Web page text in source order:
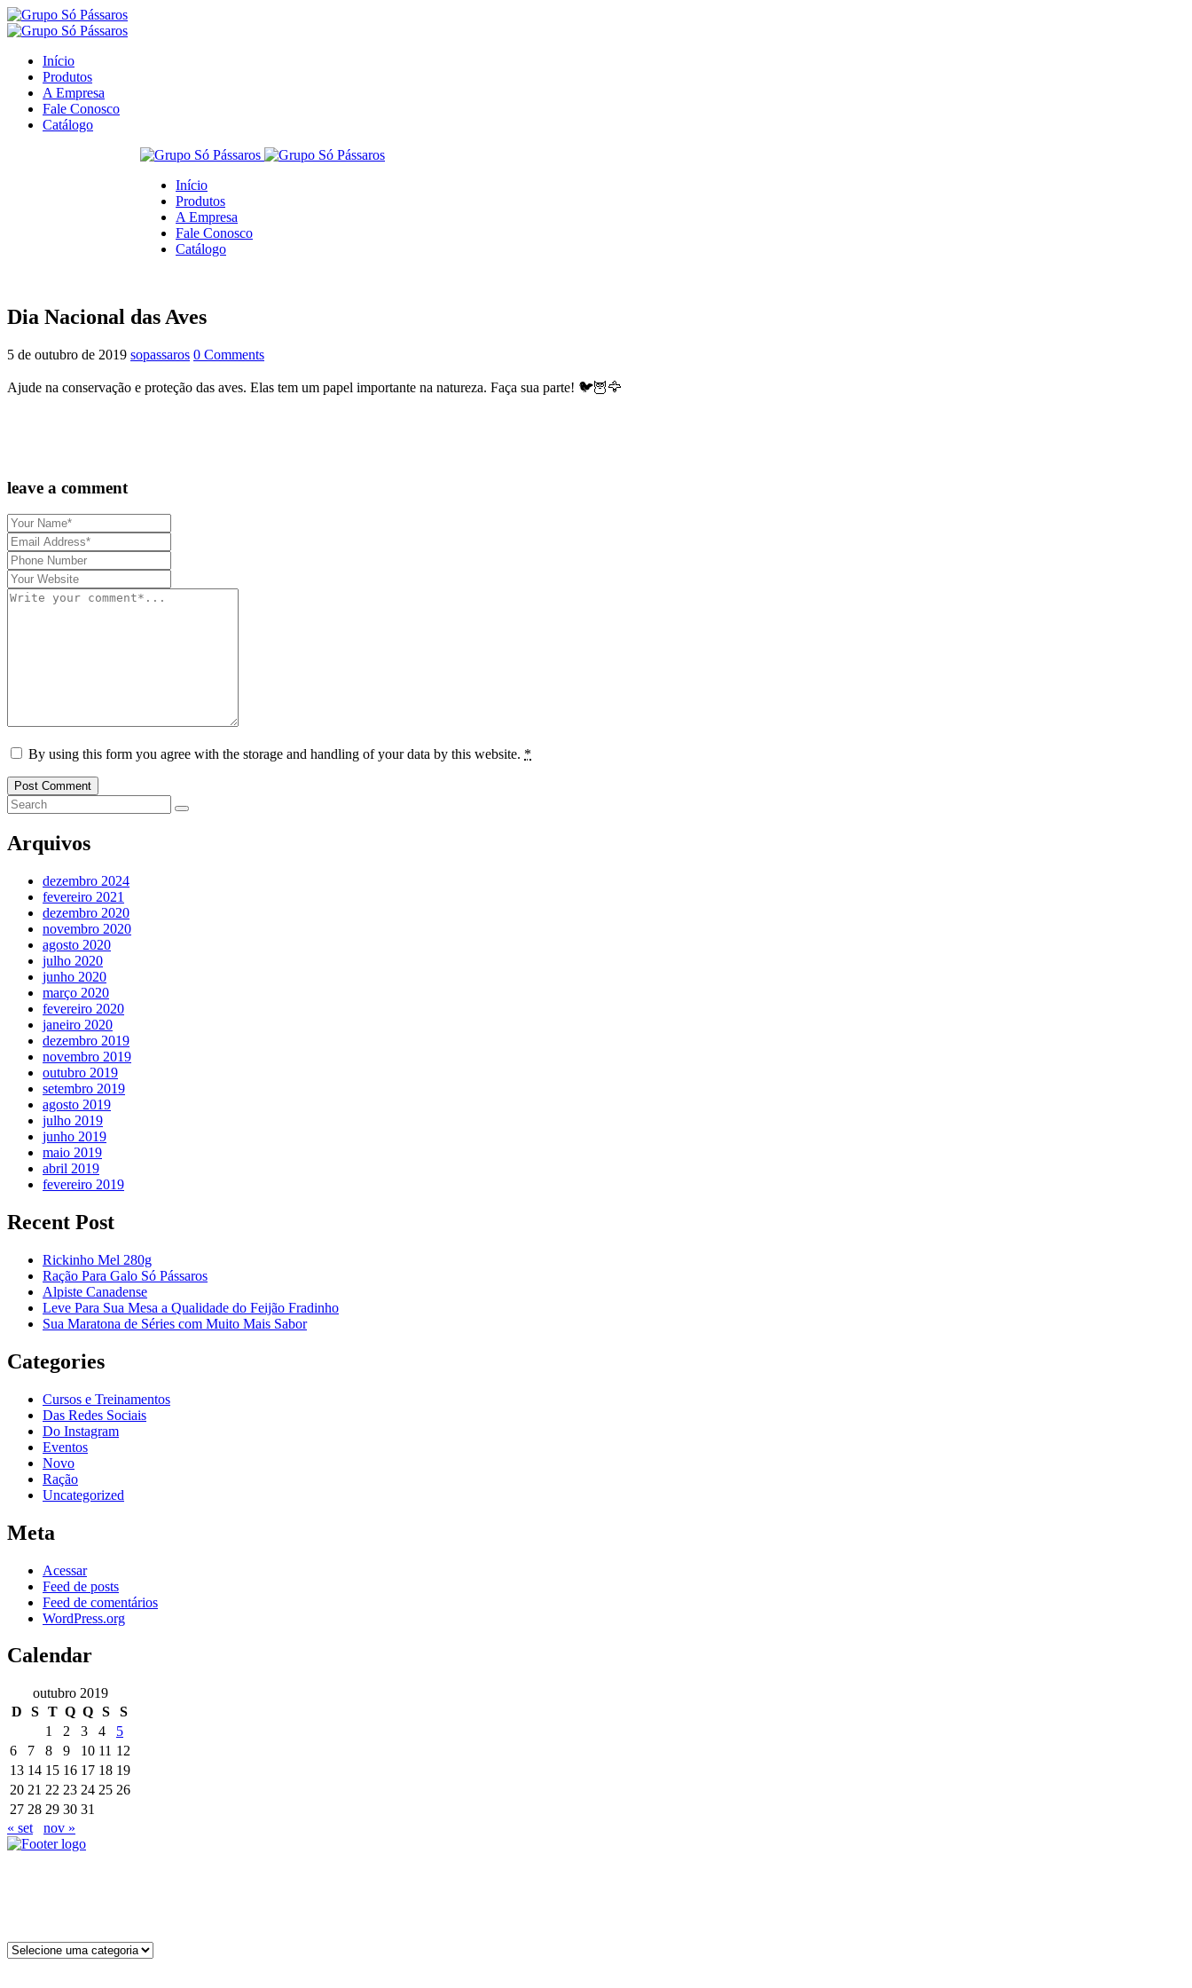
Início
Produtos
A Empresa
Fale Conosco
Catálogo
Início
Produtos
A Empresa
Fale Conosco
Catálogo
Dia Nacional das Aves
5 de outubro de 2019 sopassaros 0 Comments
Ajude na conservação e proteção das aves. Elas tem um papel importante na natureza. Faça sua parte! 🐦🦉🦅
leave a comment
By using this form you agree with the storage and handling of your data by this website. *
Post Comment
Arquivos
dezembro 2024
fevereiro 2021
dezembro 2020
novembro 2020
agosto 2020
julho 2020
junho 2020
março 2020
fevereiro 2020
janeiro 2020
dezembro 2019
novembro 2019
outubro 2019
setembro 2019
agosto 2019
julho 2019
junho 2019
maio 2019
abril 2019
fevereiro 2019
Recent Post
Rickinho Mel 280g
Ração Para Galo Só Pássaros
Alpiste Canadense
Leve Para Sua Mesa a Qualidade do Feijão Fradinho
Sua Maratona de Séries com Muito Mais Sabor
Categories
Cursos e Treinamentos
Das Redes Sociais
Do Instagram
Eventos
Novo
Ração
Uncategorized
Meta
Acessar
Feed de posts
Feed de comentários
WordPress.org
Calendar
outubro 2019
D
S T Q Q S
S
1
2 3 4
5
6
7 8 9 10 11 12
13 14 15 16 17 18 19
20 21 22 23 24 25 26
27 28 29 30 31
« set
nov »